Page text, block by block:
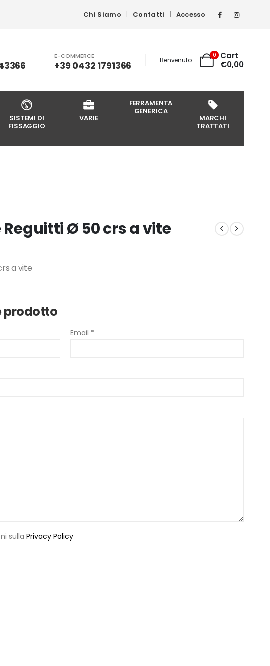
Chi Siamo Contatti Accesso
E-COMMERCE
+39 0432 1791366 Benvenuto
0
Cart
€0,00
SISTEMI DI
FISSAGGIO
VARIE
FERRAMENTA
GENERICA
MARCHI
TRATTATI
Ø 50 crs a vite
a vite
prodotto
Email *
sulla Privacy Policy